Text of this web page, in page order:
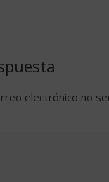
electrónico no